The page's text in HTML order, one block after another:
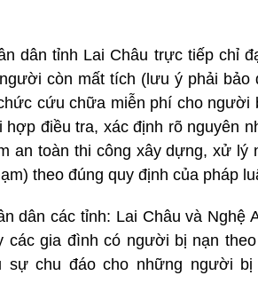
dân tỉnh Lai Châu trực tiếp chỉ
còn mất tích (lưu ý phải
cứu chữa miễn phí cho
hợp điều tra, xác định rõ nguyên
an toàn thi công xây dựng, xử lý
theo đúng quy định của pháp
dân các tỉnh: Lai Châu và Nghệ
các gia đình có người bị nạn
sự chu đáo cho những người